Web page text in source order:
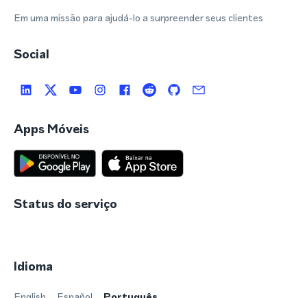
Em uma missão para ajudá-lo a surpreender seus clientes
Social
Apps Móveis
Status do serviço
Idioma